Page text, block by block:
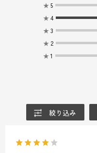
★ 5
★ 4
★ 3
★ 2
★ 1
絞り込み